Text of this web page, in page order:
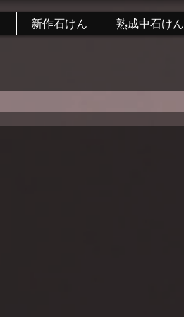
新作石けん 熟成中石けん